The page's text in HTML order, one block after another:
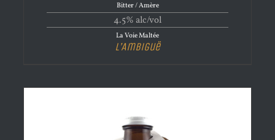
Bitter / Amère
4.5% alc/vol
La Voie Maltée
L’Ambiguë